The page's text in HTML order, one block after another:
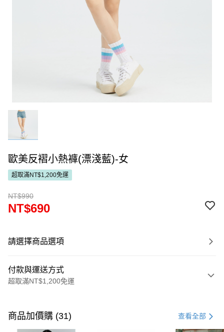
歐美反褶小熱褲(漂淺藍)-女
超取滿NT$1,200免運
NT$990
NT$690
請選擇商品選項
付款與運送方式
超取滿NT$1,200免運
信用卡一次付款
商品加價購 (31) 查看全部